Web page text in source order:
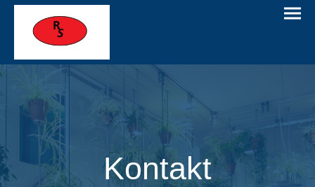
Kontakt